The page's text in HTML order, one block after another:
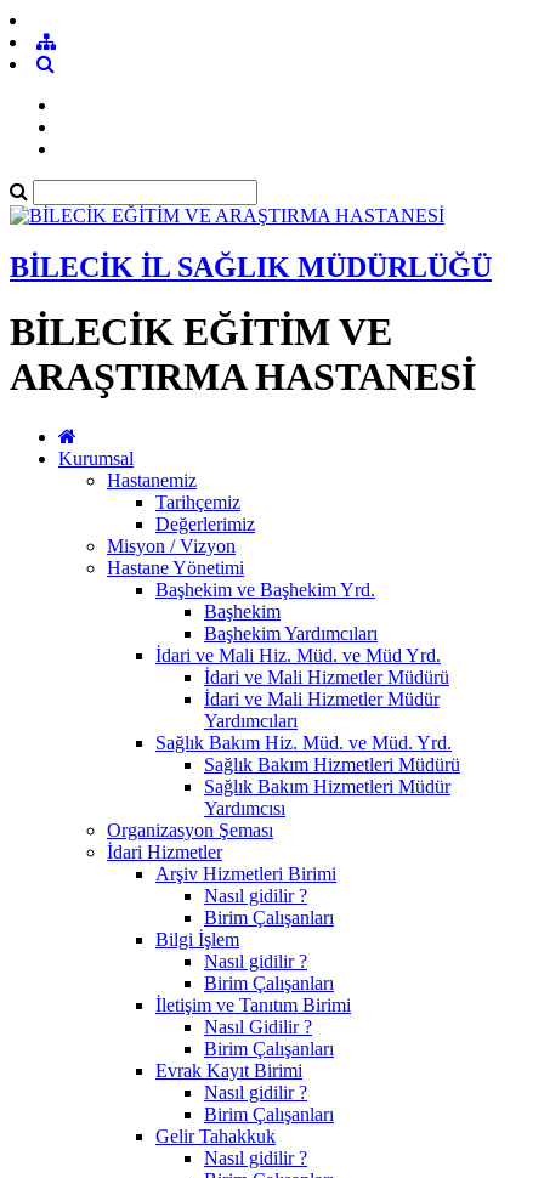
BİLECİK İL SAĞLIK MÜDÜRLÜĞÜ
BİLECİK EĞİTİM VE
ARAŞTIRMA HASTANESİ
Kurumsal
Hastanemiz
Tarihçemiz
Değerlerimiz
Misyon / Vizyon
Hastane Yönetimi
Başhekim ve Başhekim Yrd.
Başhekim
Başhekim Yardımcıları
İdari ve Mali Hiz. Müd. ve Müd Yrd.
İdari ve Mali Hizmetler Müdürü
İdari ve Mali Hizmetler Müdür
Yardımcıları
Sağlık Bakım Hiz. Müd. ve Müd. Yrd.
Sağlık Bakım Hizmetleri Müdürü
Sağlık Bakım Hizmetleri Müdür
Yardımcısı
Organizasyon Şeması
İdari Hizmetler
Arşiv Hizmetleri Birimi
Nasıl gidilir ?
Birim Çalışanları
Bilgi İşlem
Nasıl gidilir ?
Birim Çalışanları
İletişim ve Tanıtım Birimi
Nasıl Gidilir ?
Birim Çalışanları
Evrak Kayıt Birimi
Nasıl gidilir ?
Birim Çalışanları
Gelir Tahakkuk
Nasıl gidilir ?